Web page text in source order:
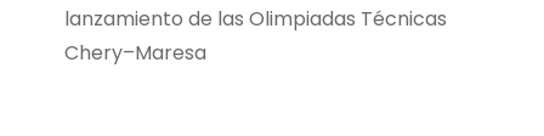
lanzamiento de las Olimpiadas Técnicas
Chery–Maresa